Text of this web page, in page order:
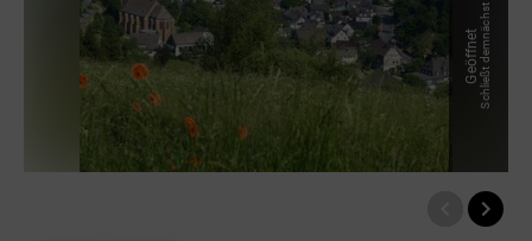
GeöffnetSchließt demnächst